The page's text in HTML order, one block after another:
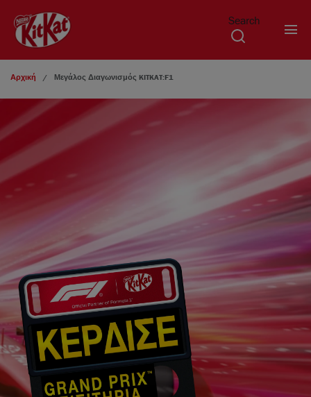
Search
Αρχική Μεγάλος Διαγωνισμός KITKAT:F1